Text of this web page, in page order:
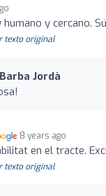
y cercano.
texto original
Jordà
8 years ago
en el tracte.
texto original